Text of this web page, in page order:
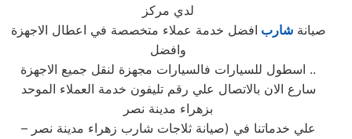
لدي مركز
صيانةشارب افضل خدمة عملاء متخصصة في اعطال الاجهزة
وافضل
اسطول للسيارات فالسيارات مجهزة لنقل جميع الاجهزة ..
سارع الان بالاتصال علي رقم تليفون خدمة العملاء الموحد
بزهراء مدينة نصر
علي خدماتنا في (صيانة ثلاجات شارب زهراء مدينة نصر –